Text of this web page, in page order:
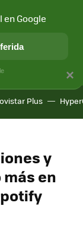
Plus
y
en
×
en Google